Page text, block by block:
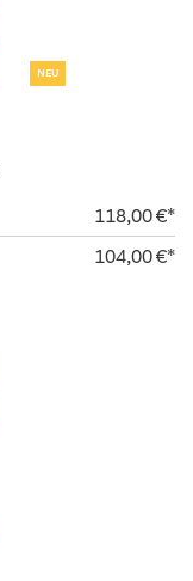
NEU
118,00 €*
104,00 €*